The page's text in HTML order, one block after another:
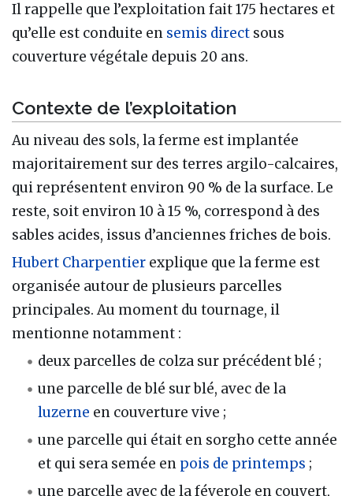
Il rappelle que l’exploitation fait 175 hectares et
qu’elle est conduite en semis direct sous
couverture végétale depuis 20 ans.
Contexte de l’exploitation
Au niveau des sols, la ferme est implantée
majoritairement sur des terres argilo-calcaires,
qui représentent environ 90 % de la surface. Le
reste, soit environ 10 à 15 %, correspond à des
sables acides, issus d’anciennes friches de bois.
Hubert Charpentier explique que la ferme est
organisée autour de plusieurs parcelles
principales. Au moment du tournage, il
mentionne notamment :
deux parcelles de colza sur précédent blé ;
une parcelle de blé sur blé, avec de la
luzerne en couverture vive ;
une parcelle qui était en sorgho cette année
et qui sera semée en pois de printemps ;
une parcelle avec de la féverole en couvert,